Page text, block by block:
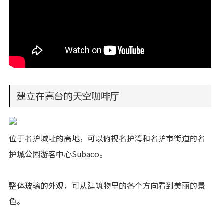
建立在高台的天空咖啡厅
位于名护城址的高地，可以俯视名护湾和名护市街道的名
护城公园游客中心Subaco。
整体玻璃的外观，可从建筑物里的各个方向看到美丽的景
色。